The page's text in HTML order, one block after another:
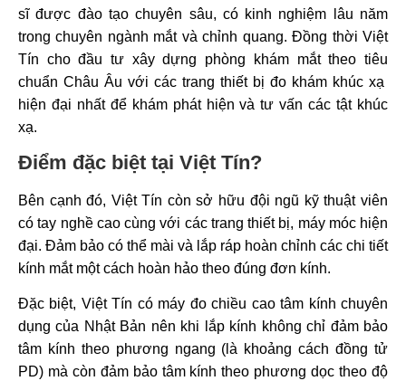
sĩ được đào tạo chuyên sâu, có kinh nghiệm lâu năm
trong chuyên ngành mắt và chỉnh quang. Đồng thời Việt
Tín cho đầu tư xây dựng phòng khám mắt theo tiêu
chuẩn Châu Âu với các trang thiết bị đo khám khúc xạ
hiện đại nhất để khám phát hiện và tư vấn các tật khúc
xạ.
Điểm đặc biệt tại Việt Tín?
Bên cạnh đó, Việt Tín còn sở hữu đội ngũ kỹ thuật viên
có tay nghề cao cùng với các trang thiết bị, máy móc hiện
đại. Đảm bảo có thể mài và lắp ráp hoàn chỉnh các chi tiết
kính mắt một cách hoàn hảo theo đúng đơn kính.
Đặc biệt, Việt Tín có máy đo chiều cao tâm kính chuyên
dụng của Nhật Bản nên khi lắp kính không chỉ đảm bảo
tâm kính theo phương ngang (là khoảng cách đồng tử
PD) mà còn đảm bảo tâm kính theo phương dọc theo độ